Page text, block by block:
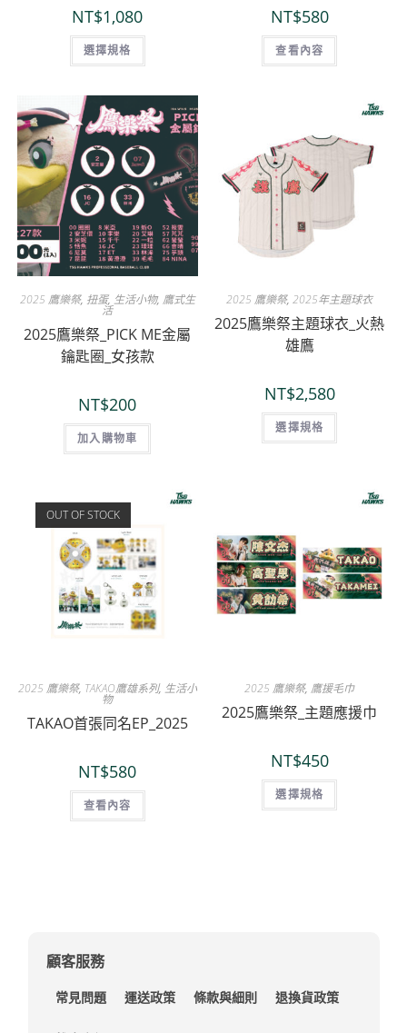
NT$1,080
選擇規格
NT$580
查看內容
2025 鷹樂祭, 扭蛋, 生活小物, 鷹式生
活
2025鷹樂祭_PICK ME金屬
鑰匙圈_女孩款
NT$200
加入購物車
2025 鷹樂祭,2025年主題球衣
2025鷹樂祭主題球衣_火熱
雄鷹
NT$2,580
選擇規格
OUT OF STOCK
2025 鷹樂祭, TAKAO鷹雄系列, 生活小
物
TAKAO首張同名EP_2025
NT$580
查看內容
2025 鷹樂祭, 鷹援毛巾
2025鷹樂祭_主題應援巾
NT$450
選擇規格
顧客服務
常見問題 運送政策 條款與細則 退換貨政策